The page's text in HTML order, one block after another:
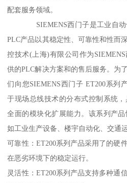
配套服务领域。
SIEMENS西门子是工业自动化
PLC产品以其稳定性、可靠性和性而
控技术(上海)有限公司作为
供的PLC解决方案和的售后服务。为
们向您SIEMENS西门子 ET200系列
于现场总线技术的分布式控制系统
全面的模块化扩展能力。该系列产
如工业生产设备、楼宇自动化、交通
可靠性：ET200系列产品采用了的硬
在恶劣环境下的稳定运行。
灵活性：ET200系列产品支持多种通